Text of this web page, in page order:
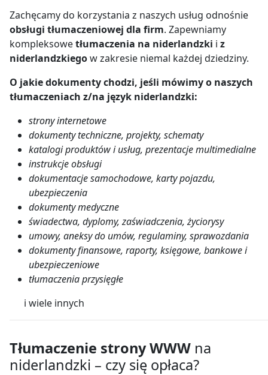
Zachęcamy do korzystania z naszych usług odnośnie
obsługi tłumaczeniowej dla firm. Zapewniamy
kompleksowetłumaczenia na niderlandzki i z
niderlandzkiegow zakresie niemal każdej dziedziny.
O jakie dokumenty chodzi, jeśli mówimy o naszych
tłumaczeniach z/na język niderlandzki:
strony internetowe
dokumenty techniczne, projekty, schematy
katalogi produktów i usług, prezentacje multimedialne
instrukcje obsługi
dokumentacje samochodowe, karty pojazdu,
ubezpieczenia
dokumenty medyczne
świadectwa, dyplomy, zaświadczenia, życiorysy
umowy, aneksy do umów, regulaminy, sprawozdania
dokumenty finansowe, raporty, księgowe, bankowe i
ubezpieczeniowe
tłumaczenia przysięgłe
i wiele innych
Tłumaczenie strony WWW na
niderlandzki – czy się opłaca?